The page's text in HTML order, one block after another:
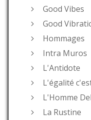
Good Vibes
Good
Hommages
Intra Muros
L'Antidote
L'égalité
L'Homme
La Rustine